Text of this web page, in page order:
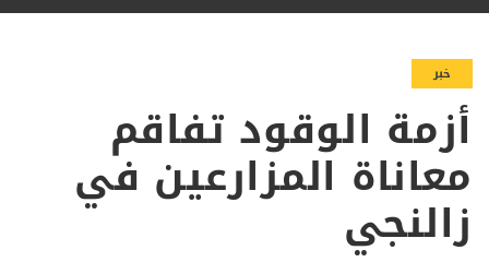
الرئيسية
خبر
أزمة الوقود تفاقم
معاناة المزارعين في
زالنجي